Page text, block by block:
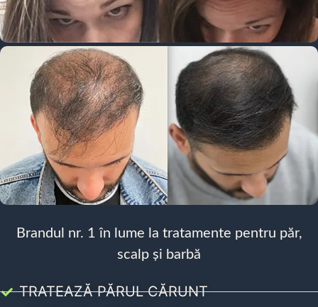
Brandul nr. 1 în lume la tratamente pentru păr,
scalp și barbă
TRATEAZĂ PĂRUL CĂRUNT